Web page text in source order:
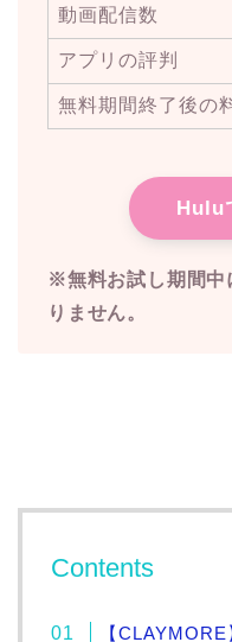
動画配信数
アプリの評判
無料期間終了後の
Hulu
※無料お試し期間中
りません。
Contents
【